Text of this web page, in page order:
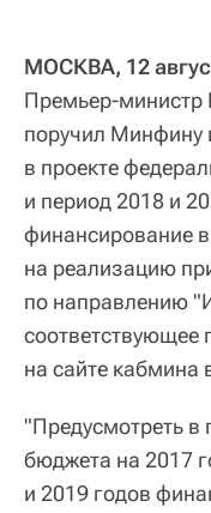
МОСКВА, 12
Премьер-
поручил Минфину
в проекте
и период 2018 и
финансирование
на реализацию
по направлению
соответствующее
на сайте кабмина
"Предусмотреть в
бюджета на 2017
и 2019 годов